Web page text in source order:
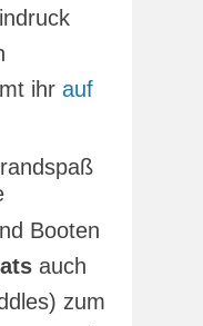
ihr auf
Booten
auch
zum